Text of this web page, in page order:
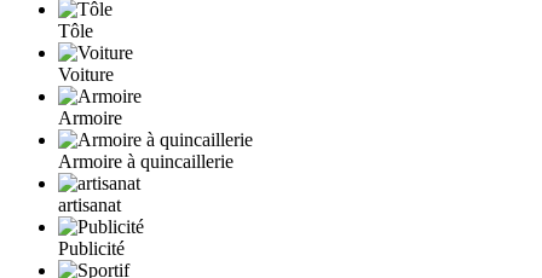
Tôle
Voiture
Armoire
Armoire à quincaillerie
artisanat
Publicité